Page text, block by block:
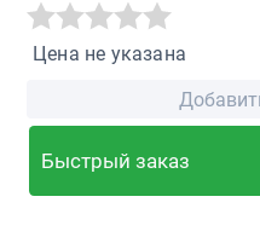
Цена не указана
Быстрый заказ